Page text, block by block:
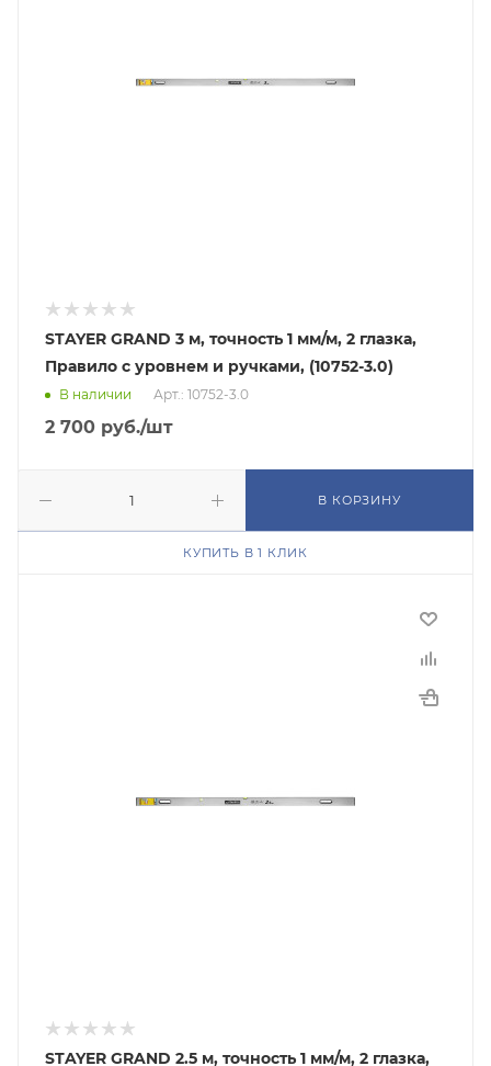
STAYER GRAND 3 м, точность 1 мм/м, 2 глазка,
Правило с уровнем и ручками, (10752-3.0)
В наличии Арт.: 10752-3.0
2 700 руб./шт
В КОРЗИНУ
КУПИТЬ В 1 КЛИК
STAYER GRAND 2.5 м, точность 1 мм/м, 2 глазка,